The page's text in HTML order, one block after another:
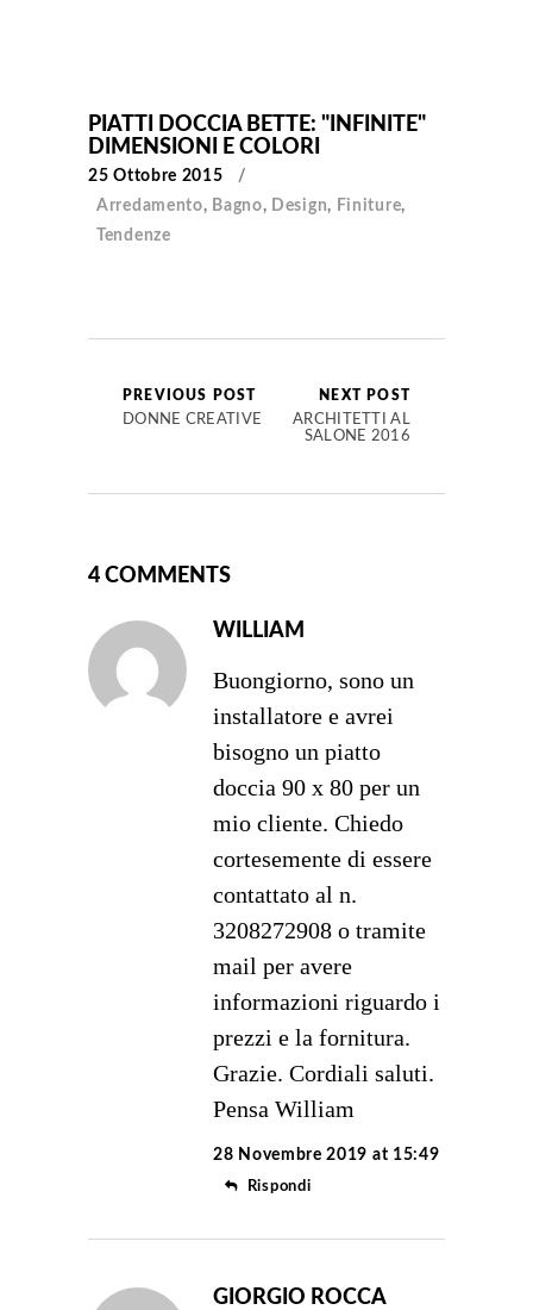
PIATTI DOCCIA BETTE: "INFINITE"
DIMENSIONI E COLORI
25 Ottobre 2015
Arredamento, Bagno, Design, Finiture,
Tendenze
PREVIOUS POST
DONNE CREATIVE
NEXT POST
ARCHITETTI AL
SALONE 2016
4 COMMENTS
WILLIAM
Buongiorno, sono un
installatore e avrei
bisogno un piatto
doccia 90 x 80 per un
mio cliente. Chiedo
cortesemente di essere
contattato al n.
3208272908 o tramite
mail per avere
informazioni riguardo i
prezzi e la fornitura.
Grazie. Cordiali saluti.
Pensa William
28 Novembre 2019 at 15:49
Rispondi
GIORGIO ROCCA